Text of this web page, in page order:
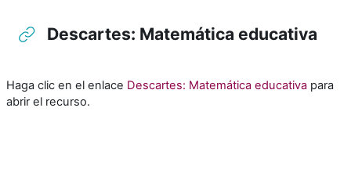
Descartes: Matemática educativa
Haga clic en el enlace Descartes: Matemática educativa para
abrir el recurso.